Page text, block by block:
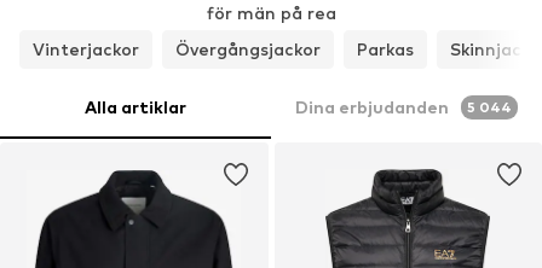
för män på rea
Vinterjackor
Övergångsjackor Parkas
Alla artiklar Dina erbjudanden 5 044